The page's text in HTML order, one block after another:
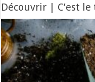
Découvrir | C’est le